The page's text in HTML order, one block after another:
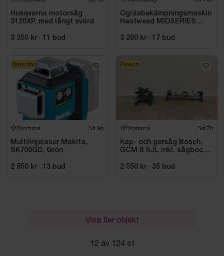
Husqvarna motorsåg
3120XP, med långt svärd
3 350 kr · 11 bud
Ogräsbekämpningsmaskin
Heatweed MIDSERIES
3 200 kr · 17 bud
Bromma 3d 9h
Multilinjelaser Makita,
SK700GD, Grön
2 850 kr · 13 bud
Oanvänd
Bromma 3d 7h
Kap- och gersåg Bosch,
GCM 8 SJL inkl. sågbock
2 050 kr · 35 bud
Bosch
Visa fler objekt
12 av 124 st